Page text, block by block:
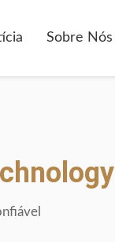
Sobre Nós